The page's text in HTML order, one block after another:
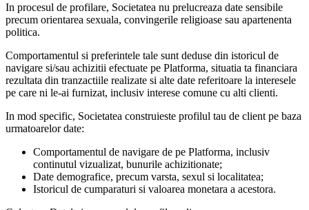
In procesul de profilare, Societatea nu prelucreaza date sensibile
precum orientarea sexuala, convingerile religioase sau apartenenta
politica.
Comportamentul si preferintele tale sunt deduse din istoricul de
navigare si/sau achizitii efectuate pe Platforma, situatia ta financiara
rezultata din tranzactiile realizate si alte date referitoare la interesele
pe care ni le-ai furnizat, inclusiv interese comune cu alti clienti.
In mod specific, Societatea construieste profilul tau de client pe baza
urmatoarelor date:
Comportamentul de navigare de pe Platforma, inclusiv
continutul vizualizat, bunurile achizitionate;
Date demografice, precum varsta, sexul si localitatea;
Istoricul de cumparaturi si valoarea monetara a acestora.